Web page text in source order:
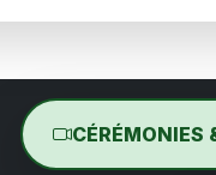
CÉRÉMONIES